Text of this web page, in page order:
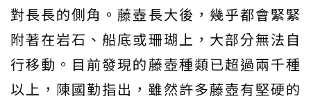
對長長的側角。藤壺長大後，幾乎都會緊緊
附著在岩石、船底或珊瑚上，大部分無法自
行移動。目前發現的藤壺種類已超過兩千種
以上，陳國勤指出，雖然許多藤壺有堅硬的